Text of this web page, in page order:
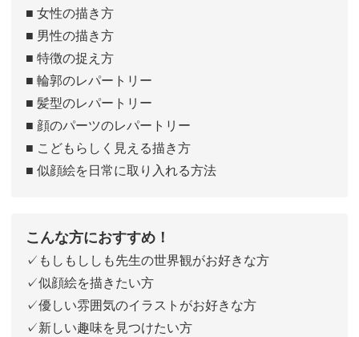
■ 女性の描き方
■ 男性の描き方
■ 特徴の捉え方
■ 輪郭のレパートリー
■ 髪型のレパートリー
■ 顔のパーツのレパートリー
■ こどもらしく見える描き方
■ 似顔絵を日常に取り入れる方法
こんな方におすすめ！
✓もしもししも先生の世界観がお好きな方
✓似顔絵を描きたい方
✓優しい雰囲気のイラストがお好きな方
✓新しい趣味を見つけたい方